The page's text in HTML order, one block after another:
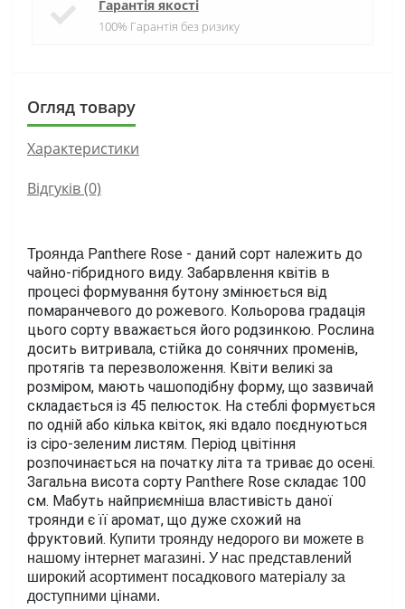
Гарантія якості
100% Гарантія без ризику
Огляд товару
Характеристики
Відгуків (0)
Троянда Panthere Rose - даний сорт належить до
чайно-гібридного виду. Забарвлення квітів в
процесі формування бутону змінюється від
помаранчевого до рожевого. Кольорова градація
цього сорту вважається його родзинкою. Рослина
досить витривала, стійка до сонячних променів,
протягів та перезволоження. Квіти великі за
розміром, мають чашоподібну форму, що зазвичай
складається із 45 пелюсток. На стеблі формується
по одній або кілька квіток, які вдало поєднуються
із сіро-зеленим листям. Період цвітіння
розпочинається на початку літа та триває до осені.
Загальна висота сорту Panthere Rose складає 100
см. Мабуть найприємніша властивість даної
троянди є її аромат, що дуже схожий на
фруктовий. Купити троянду недорого ви можете в
нашому інтернет магазині. У нас представлений
широкий асортимент посадкового матеріалу за
доступними цінами.